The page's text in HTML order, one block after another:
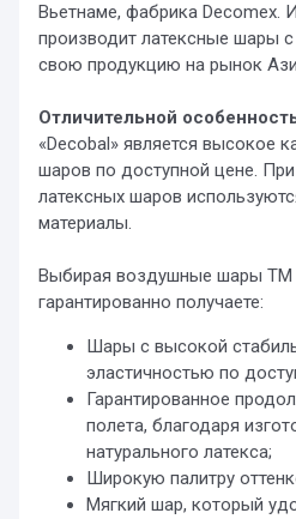
Вьетнаме, фабрика Decomex.
производит латексные шары
свою продукцию на рынок
Отличительной
«Decobal» является высокое
шаров по доступной цене.
латексных шаров
материалы.
Выбирая воздушные шары ТМ
гарантированно получаете:
Шары с высокой
эластичностью по
Гарантированное
полета, благодаря
натурального латекса;
Широкую палитру
Мягкий шар, который